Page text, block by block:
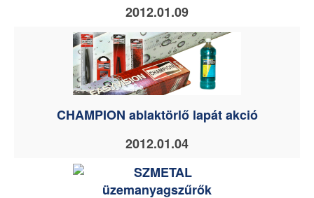
2012.01.09
CHAMPION ablaktörlő lapát akció
2012.01.04